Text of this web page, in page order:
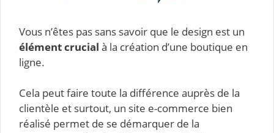
Vous n’êtes pas sans savoir que le design est un
élément crucial à la création d’une boutique en
ligne.
Cela peut faire toute la différence auprès de la
clientèle et surtout, un site e-commerce bien
réalisé permet de se démarquer de la